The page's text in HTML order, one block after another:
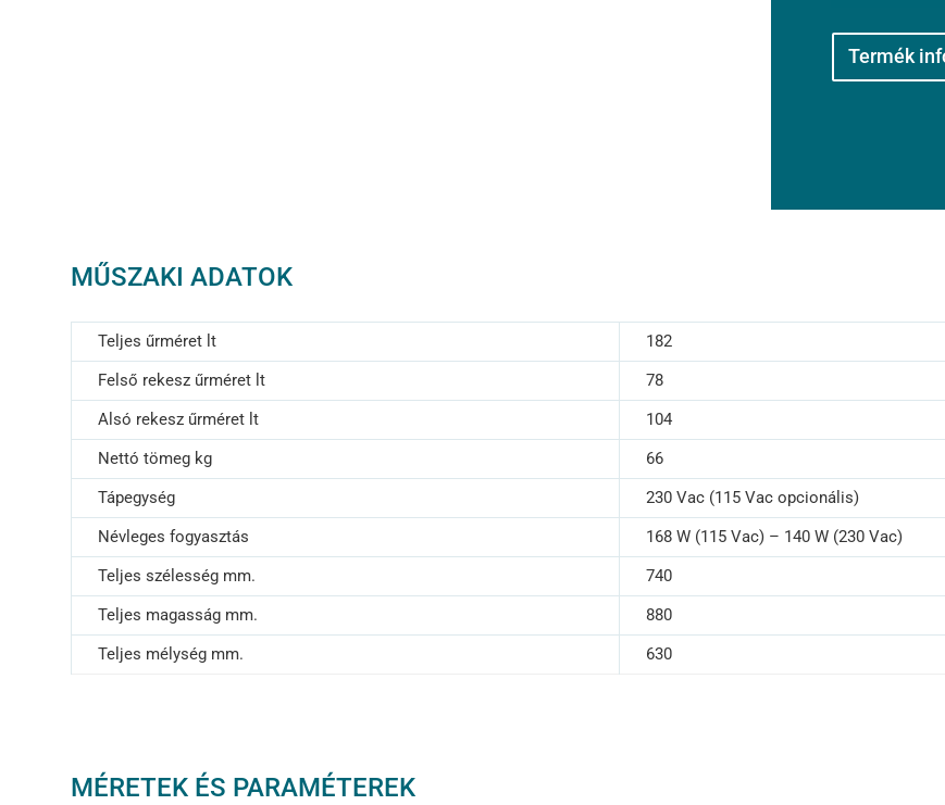
Termék
MŰSZAKI ADATOK
Teljes űrméret lt
182
Felső rekesz űrméret lt
78
Alsó rekesz űrméret lt
104
Nettó tömeg kg
66
Tápegység
230 Vac (115 Vac opcionális)
Névleges fogyasztás
168 W (115 Vac) – 140 W (230 Vac)
Teljes szélesség mm.
740
Teljes magasság mm.
880
Teljes mélység mm.
630
MÉRETEK ÉS PARAMÉTEREK